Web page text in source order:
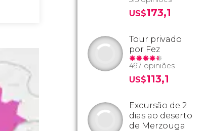
US$173,1
Tour privado
por Fez
497 opiniões
US$113,1
Excursão de 2
dias ao deserto
de Merzouga